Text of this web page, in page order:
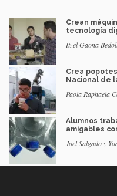
Crean
tecnología
Itzel Gaona
Crea
Nacional de
Paola Raphaela
Alumnos
amigables
Joel Salgado y